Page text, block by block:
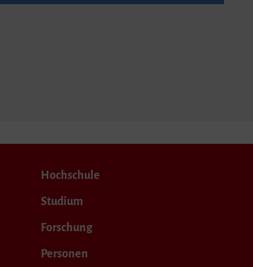
Hochschule
Studium
Forschung
Personen